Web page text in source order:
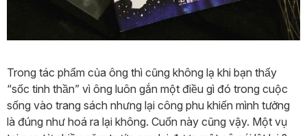
Trong tác phẩm của ông thì cũng không lạ khi bạn thấy
“sốc tinh thần” vì ông luôn gắn một điều gì đó trong cuộc
sống vào trang sách nhưng lại công phu khiến mình tưởng
là đúng như hoá ra lại không. Cuốn này cũng vậy. Một vụ